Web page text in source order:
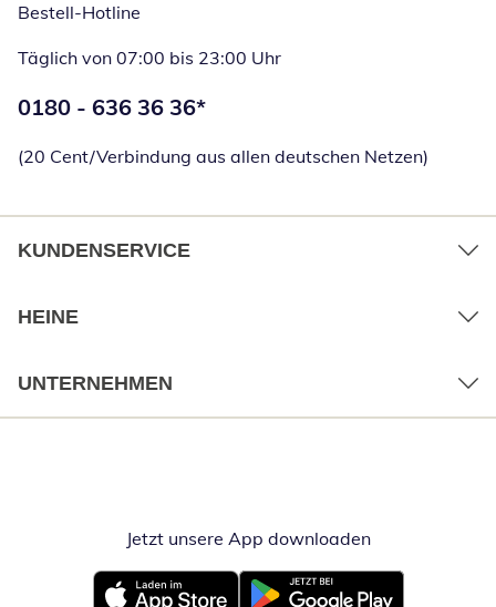
Bestell-Hotline
Täglich von 07:00 bis 23:00 Uhr
Telefonnummer:
0180 - 636 36 36*
(20 Cent/Verbindung aus allen deutschen Netzen)
KUNDENSERVICE
HEINE
UNTERNEHMEN
Jetzt unsere App downloadenÖffnet in